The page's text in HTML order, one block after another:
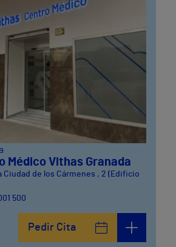
Médico Vithas Granada
Ciudad de los Cármenes , 2 (Edificio
500
Pedir Cita